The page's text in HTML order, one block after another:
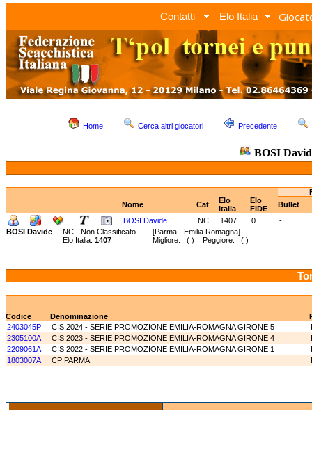
Contatti Elo Italia
Home Cerca altri giocatori Precedente
BOSI
Nome
Cat
Elo
Italia
Elo
FIDE
Bullet
BOSI Davide
NC 1407 0
-
BOSI Davide
NC - Non Classificato [Parma - Emilia Romagna]
Elo Italia: 1407 Migliore: ( ) Peggiore: ( )
Codice Denominazione
2403045P
CIS 2024 - SERIE PROMOZIONE EMILIA-ROMAGNA GIRONE 5
2305100A
CIS 2023 - SERIE PROMOZIONE EMILIA-ROMAGNA GIRONE 4
2209061A
CIS 2022 - SERIE PROMOZIONE EMILIA-ROMAGNA GIRONE 1
1803007A
CP PARMA